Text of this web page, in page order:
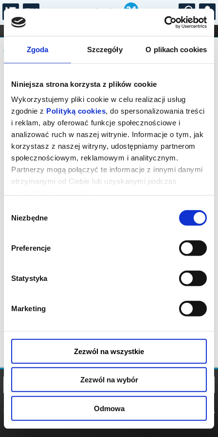
Zgoda Szczegóły O plikach cookies
Niniejsza strona korzysta z plików cookie
Wykorzystujemy pliki cookie w celu realizacji usług
zgodnie z Polityką cookies, do spersonalizowania treści
i reklam, aby oferować funkcje społecznościowe i
analizować ruch w naszej witrynie. Informacje o tym, jak
korzystasz z naszej witryny, udostępniamy partnerom
społecznościowym, reklamowym i analitycznym.
Partnerzy mogą połączyć te informacje z innymi danymi
otrzymanymi od Ciebie lub uzyskanymi podczas
zgody
Niezbędne
Preferencje
Statystyka
Marketing
Zezwól na wszystkie
Zezwól na wybór
Odmowa
...
FILHARMONIA OPERA I BALET
STAND-UP
DLA DZIECI
Komunikat
Sprzedaż biletów on-line na wydarzenie
została zakończona.
POLITYKA
POLITYKA